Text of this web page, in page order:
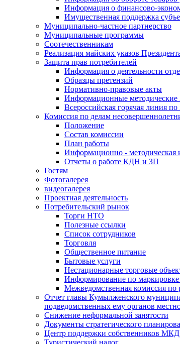
Информация о финансово-
Имущественная поддержка
Муниципально-частное партнерство
Муниципальные программы
Соотечественникам
Реализация майских указов
Защита прав потребителей
Информация о деятельности
Образцы претензий
Нормативно-правовые акты
Информационные методические
Всероссийская горячая линия
Комиссия по делам
Положение
Состав комиссии
План работы
Информационно - методическая
Отчеты о работе КДН и ЗП
Гостям
Фотогалерея
видеогалерея
Проектная деятельность
Потребительский рынок
Торги НТО
Полезные ссылки
Список сотрудников
Торговля
Общественное питание
Бытовые услуги
Нестационарные торговые
Информирование по
Межведомственная комиссия по
Отчет главы Кумылженского
подведомственных ему органов
Снижение неформальной занятости
Документы стратегического
Центр поддержки собственников МКД
Туристический налог